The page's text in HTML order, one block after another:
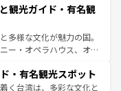
各地域で異なる魅力を楽
歴史を感じることができ
や列車の旅も、アメリカ
メリカ
ほしい。
の観光地といえばオアフ
マウイ島やカウアイ島が
輝く海をはじめ、豊かな
ロハスピリット」と呼ば
ハワイアンミュージッ
べてがハワイの魅力を彩
観光ガイド・有名観
多様な文化が魅力の国。
ー・オペラハウス、オー
るウルル（エアーズロッ
やケアンズの熱帯雨林な
・有名観光スポット
く台湾は、多彩な文化と